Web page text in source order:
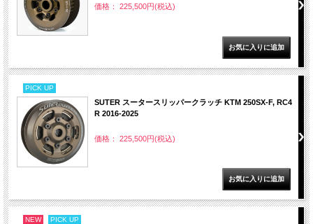
価格： 225,500円(税込)
PICK UP
SUTER スータースリッパークラッチ KTM 250SX-F, RC4
R 2016-2025
価格： 225,500円(税込)
NEW PICK UP